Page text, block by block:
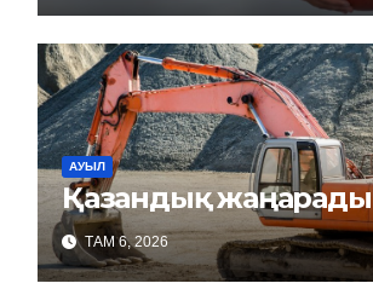
АУЫЛ
Қазандық жаңарады
ТАМ 6, 2026